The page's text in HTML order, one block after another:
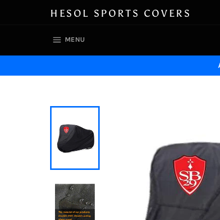
HESOL SPORTS COVERS
MENU